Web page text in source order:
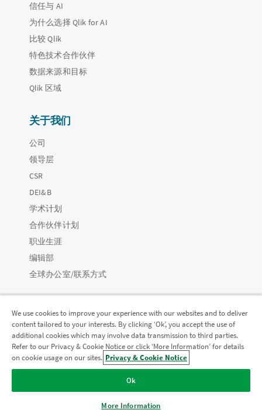
信任与 AI
为什么选择 Qlik for AI
比较 Qlik
特色技术合作伙伴
数据来源和目标
Qlik 区域
关于我们
公司
领导层
CSR
DEI&B
学术计划
合作伙伴计划
职业生涯
编辑部
全球办公室/联系方式
Qlik 社区
法律协议 产品条款 Legal Policies
法律条规
Do Not Share My Info
We use cookies to improve your experience with our websites and to deliver
content tailored to your interests. By clicking ‘Ok’, you accept the use of
additional cookies which may involve data transmission to third parties.
Refer to our Privacy & Cookie Notice or click ‘More Information’ for details
on cookie usage on our sites. Privacy & Cookie Notice
Ok
More Information